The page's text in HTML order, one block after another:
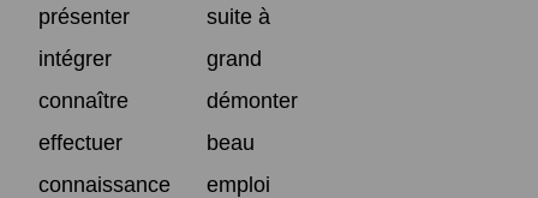
présenter
suite à
intégrer
grand
connaître
démonter
effectuer
beau
connaissance
emploi